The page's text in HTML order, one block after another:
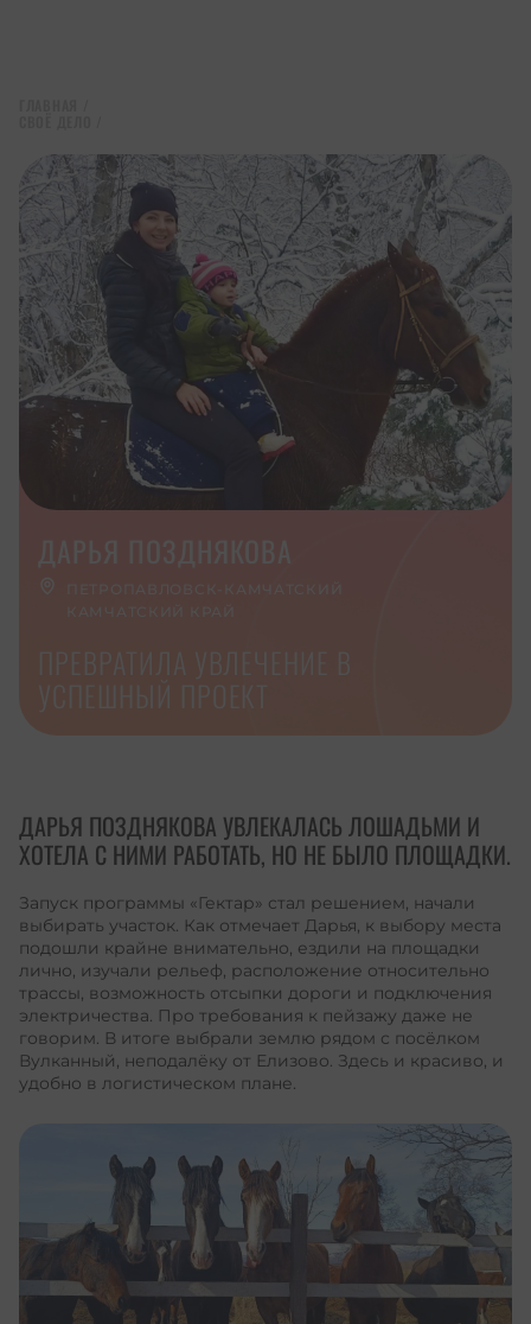
УСПЕШНЫЙ ПРОЕКТ
ДАРЬЯ ПОЗДНЯКОВА УВЛЕКАЛАСЬ ЛОШАДЬМИ И
ХОТЕЛА С НИМИ РАБОТАТЬ, НО НЕ БЫЛО ПЛОЩАДКИ.
Запуск программы «Гектар» стал решением, начали
выбирать участок. Как отмечает Дарья, к выбору места
подошли крайне внимательно, ездили на площадки
лично, изучали рельеф, расположение относительно
трассы, возможность отсыпки дороги и подключения
электричества. Про требования к пейзажу даже не
говорим. В итоге выбрали землю рядом с посёлком
Вулканный, неподалёку от Елизово. Здесь и красиво, и
удобно в логистическом плане.